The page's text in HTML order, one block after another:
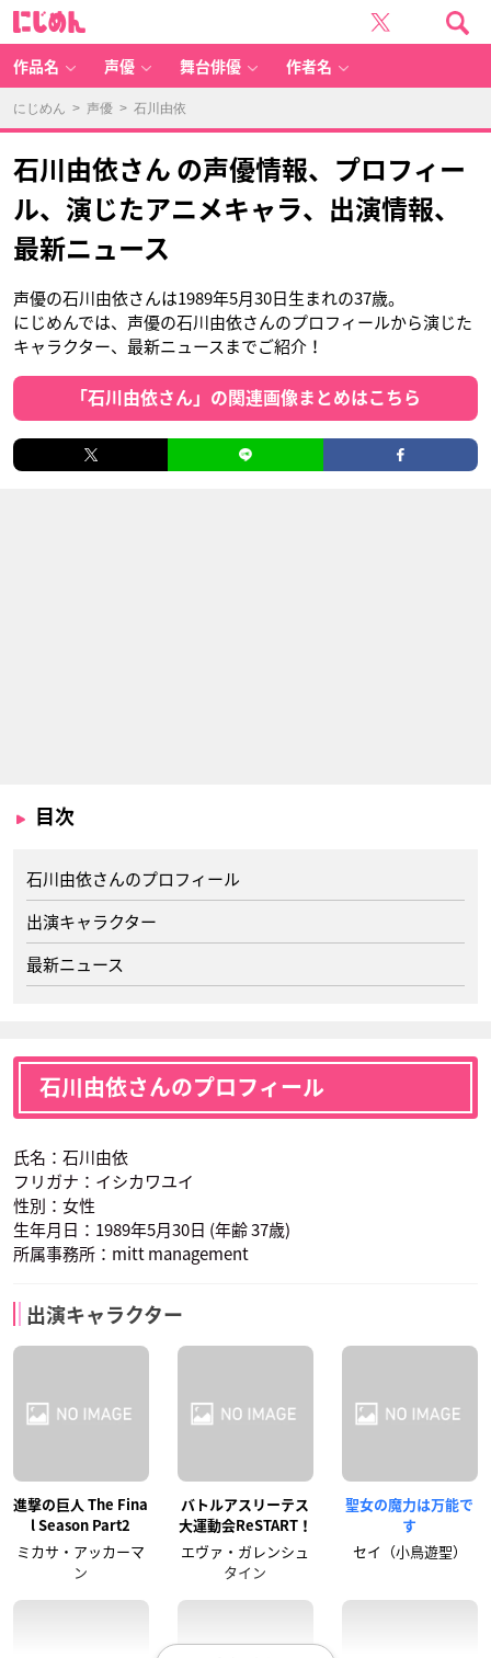
作品名 声優 舞台俳優 作者名
にじめん > 声優 > 石川由依
石川由依さん の声優情報、プロフィー
ル、演じたアニメキャラ、出演情報、
最新ニュース
声優の石川由依さんは1989年5月30日生まれの37歳。
にじめんでは、声優の石川由依さんのプロフィールから演じた
キャラクター、最新ニュースまでご紹介！
「石川由依さん」の関連画像まとめはこちら
目次
石川由依さんのプロフィール
出演キャラクター
最新ニュース
石川由依さんのプロフィール
氏名：石川由依
フリガナ：イシカワユイ
性別：女性
生年月日：1989年5月30日 (年齢 37歳)
所属事務所：mitt management
出演キャラクター
進撃の巨人 The Fina
l Season Part2
ミカサ・アッカーマ
ン
バトルアスリーテス
大運動会ReSTART！
エヴァ・ガレンシュ
タイン
聖女の魔力は万能で
す
セイ（小鳥遊聖）